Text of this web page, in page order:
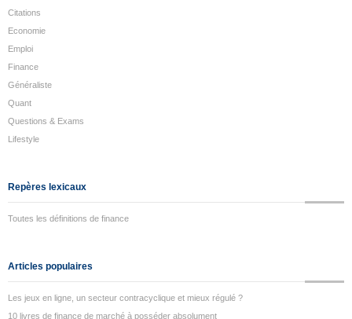
Citations
Economie
Emploi
Finance
Généraliste
Quant
Questions & Exams
Lifestyle
Repères lexicaux
Toutes les définitions de finance
Articles populaires
Les jeux en ligne, un secteur contracyclique et mieux régulé ?
10 livres de finance de marché à posséder absolument